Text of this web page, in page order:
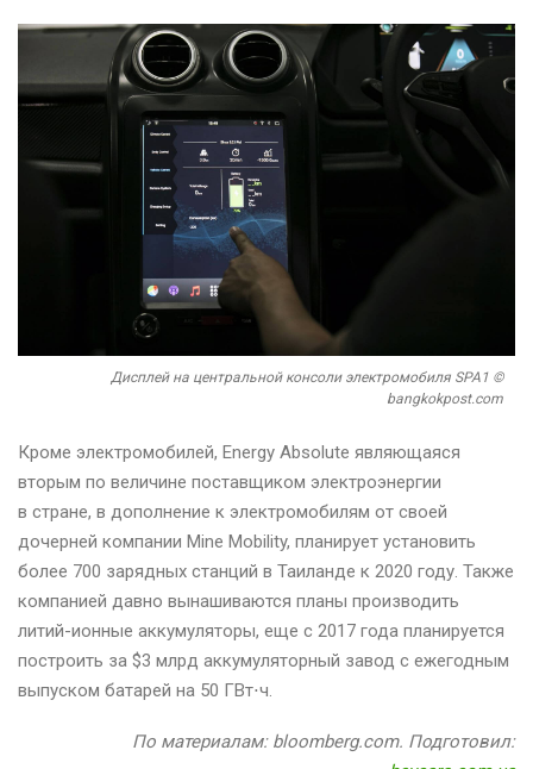
Дисплей на центральной консоли электромобиля SPA1 ©
bangkokpost.com
Кроме электромобилей, Energy Absolute являющаяся
вторым по величине поставщиком электроэнергии
в стране, в дополнение к электромобилям от своей
дочерней компании Mine Mobility, планирует установить
более 700 зарядных станций в Таиланде к 2020 году. Также
компанией давно вынашиваются планы производить
литий-ионные аккумуляторы, еще с 2017 года планируется
построить за $3 млрд аккумуляторный завод с ежегодным
выпуском батарей на 50 ГВт⋅ч.
По материалам: bloomberg.com. Подготовил: